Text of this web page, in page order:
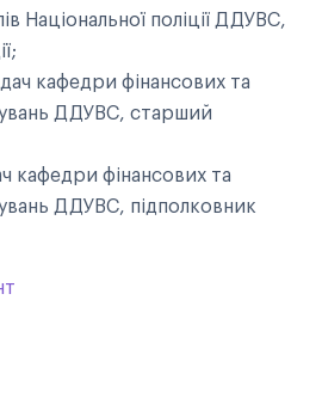
Національної поліції ДДУВС,
кафедри фінансових та
ДДУВС, старший
кафедри фінансових та
ДДУВС, підполковник